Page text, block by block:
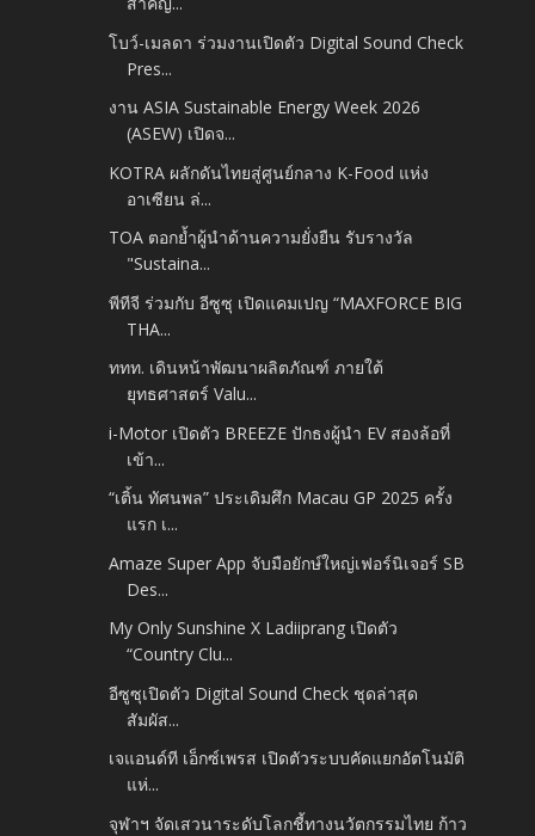
โบว์-เมลดา ร่วมงานเปิดตัว Digital Sound Check
Pres...
งาน ASIA Sustainable Energy Week 2026
(ASEW) เปิดจ...
KOTRA ผลักดันไทยสู่ศูนย์กลาง K-Food แห่ง
อาเซียน ล่...
TOA ตอกย้ำผู้นำด้านความยั่งยืน รับรางวัล
"Sustaina...
พีทีจี ร่วมกับ อีซูซุ เปิดแคมเปญ “MAXFORCE BIG
THA...
ททท. เดินหน้าพัฒนาผลิตภัณฑ์ ภายใต้
ยุทธศาสตร์ Valu...
i-Motor เปิดตัว BREEZE ปักธงผู้นำ EV สองล้อที่
เข้า...
“เติ้น ทัศนพล” ประเดิมศึก Macau GP 2025 ครั้ง
แรก เ...
Amaze Super App จับมือยักษ์ใหญ่เฟอร์นิเจอร์ SB
Des...
My Only Sunshine X Ladiiprang เปิดตัว
“Country Clu...
อีซูซุเปิดตัว Digital Sound Check ชุดล่าสุด
สัมผัส...
เจแอนด์ที เอ็กซ์เพรส เปิดตัวระบบคัดแยกอัตโนมัติ
แห่...
จุฬาฯ จัดเสวนาระดับโลกชี้ทางนวัตกรรมไทย ก้าว